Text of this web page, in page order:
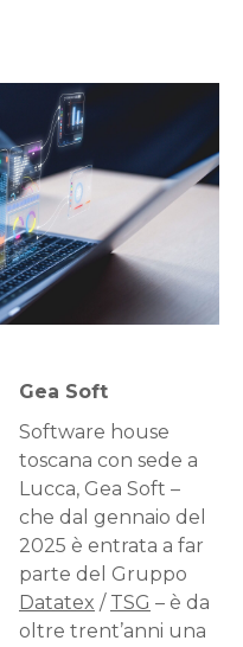
Gea Soft
Software house
toscana con sede a
Lucca, Gea Soft –
che dal gennaio del
2025 è entrata a far
parte del Gruppo
Datatex / TSG – è da
oltre trent’anni una